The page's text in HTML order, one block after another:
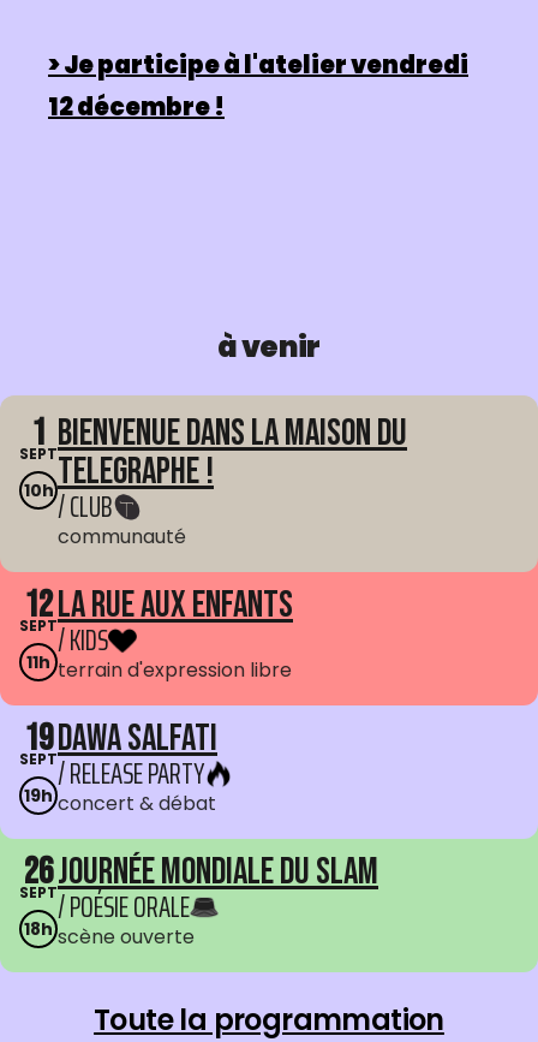
> Je participe à l'atelier vendredi
12 décembre !
à venir
1
SEPT
10h
Bienvenue dans La Maison du
Telegraphe !
/ CLUB
communauté
12
SEPT
11h
La Rue aux enfants
/ KIDS
terrain d'expression libre
19
SEPT
19h
Dawa Salfati
/ RELEASE PARTY
concert & débat
26
SEPT
18h
Journée mondiale du Slam
/ POÉSIE ORALE
scène ouverte
Toute la programmation